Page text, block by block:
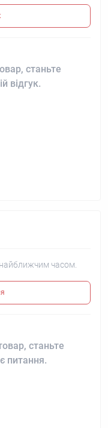
станьте
відгук.
часом.
станьте
питання.